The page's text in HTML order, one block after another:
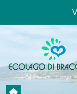
contenuto